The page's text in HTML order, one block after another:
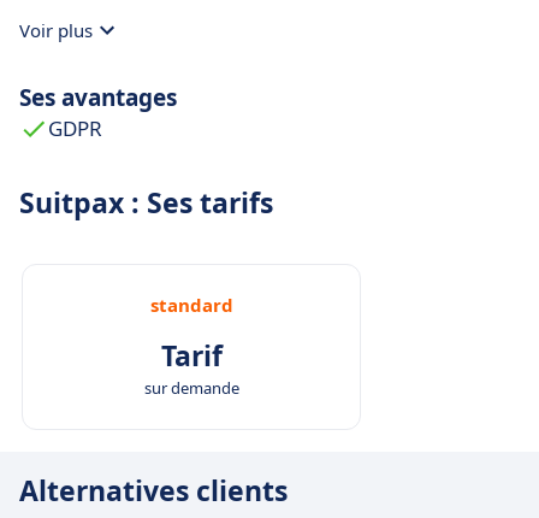
time decisions.
replaces, human travel coordinators through AI
augmentation.
large organizations and global deployment.
Voir plus
Ses avantages
GDPR
Suitpax : Ses tarifs
standard
Tarif
sur demande
Alternatives clients